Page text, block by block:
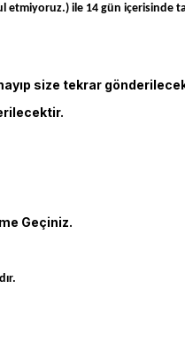
ile 14 gün içerisinde
size tekrar
Geçiniz.